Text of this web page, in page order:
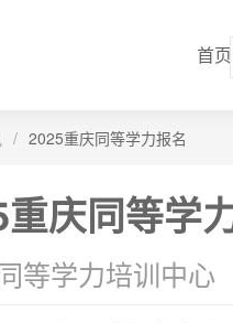
首页
/ 2025重庆同等学力报名
庆同等学
等学力培训中心